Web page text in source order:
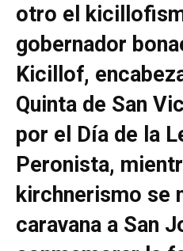
otro el
gobernador
Kicillof,
Quinta de San
por el Día de la
Peronista,
kirchnerismo se
caravana a San